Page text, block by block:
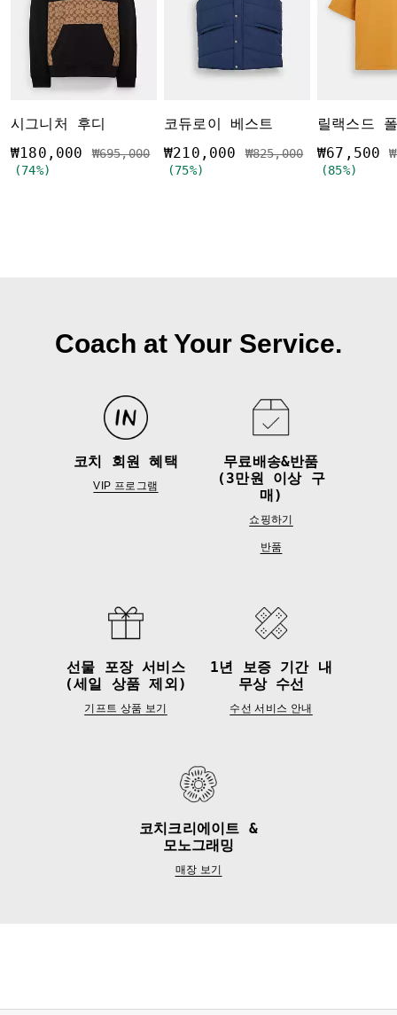
시그니처 후디
₩180,000
가격 인하 전
₩695,000인하됨
(74%)
코듀로이 베스트
₩210,000
가격 인하 전
₩825,000인하됨
(75%)
릴랙스드
₩67,500
(85%)
Coach at Your Service.
코치 회원 혜택
VIP 프로그램
무료배송&반품
(3만원 이상 구
매)
쇼핑하기
반품
선물 포장 서비스
(세일 상품 제외)
기프트 상품 보기
1년 보증 기간 내
무상 수선
수선 서비스 안내
코치크리에이트 &
모노그래밍
매장 보기